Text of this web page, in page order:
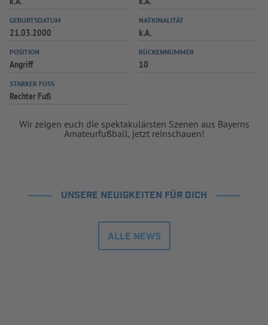
SPIELPLUS
GEBURTSDATUM
21.03.2000
NATIONALITÄT
k.A.
POSITION
Angriff
RÜCKENNUMMER
10
STARKER FUSS
Rechter Fuß
Wir zeigen euch die spektakulärsten Szenen aus Bayerns
Amateurfußball, jetzt reinschauen!
UNSERE NEUIGKEITEN FÜR DICH
ALLE NEWS